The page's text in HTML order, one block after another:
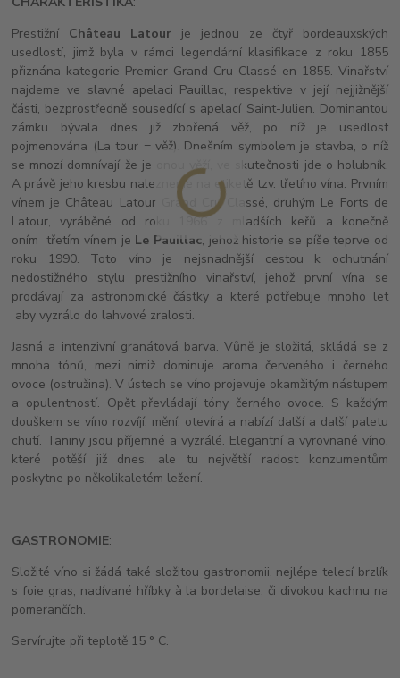
Prestižní Château Latour je jednou ze čtyř bordeauxských
usedlostí, jimž byla v rámci legendární klasifikace z roku 1855
přiznána kategorie Premier Grand Cru Classé en 1855. Vinařství
najdeme ve slavné apelaci Pauillac, respektive v její nejjižnější
části, bezprostředně sousedící s apelací Saint-Julien. Dominantou
zámku bývala dnes již zbořená věž, po níž je usedlost
pojmenována (La tour = věž). Dnešním symbolem je stavba, o níž
se mnozí domnívají že je onou věží, ve skutečnosti jde o holubník.
A právě jeho kresbu nalezneme na etiketě tzv. třetího vína. Prvním
vínem je Château Latour Grand Cru Classé, druhým Le Forts de
Latour, vyráběné od roku 1966 z mladších keřů a konečně
oním třetím vínem je Le Pauillac, jehož historie se píše teprve od
roku 1990. Toto víno je nejsnadnější cestou k ochutnání
nedostižného stylu prestižního vinařství, jehož první vína se
prodávají za astronomické částky a které potřebuje mnoho let
aby vyzrálo do lahvové zralosti.
Jasná a intenzivní granátová barva. Vůně je složitá, skládá se z
mnoha tónů, mezi nimiž dominuje aroma červeného i černého
ovoce (ostružina). V ústech se víno projevuje okamžitým nástupem
a opulentností. Opět převládají tóny černého ovoce. S každým
douškem se víno rozvíjí, mění, otevírá a nabízí další a další paletu
chutí. Taniny jsou příjemné a vyzrálé. Elegantní a vyrovnané víno,
které potěší již dnes, ale tu největší radost konzumentům
poskytne po několikaletém ležení.
GASTRONOMIE:
Složité víno si žádá také složitou gastronomii, nejlépe telecí brzlík
s foie gras, nadívané hříbky à la bordelaise, či divokou kachnu na
pomerančích.
Servírujte při teplotě 15 ° C.